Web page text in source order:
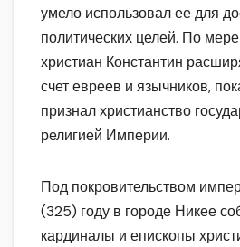
умело использовал ее для
политических целей. По
христиан Константин
счет евреев и язычников,
признал христианство
религией Империи.
Под покровительством
(325) году в городе Никее
кардиналы и епископы